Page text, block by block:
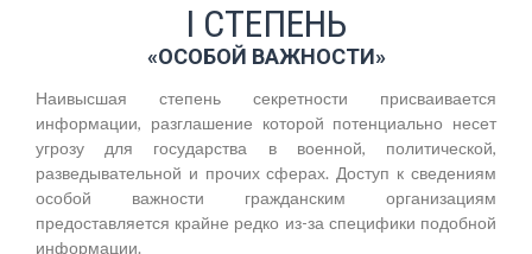
I СТЕПЕНЬ
«ОСОБОЙ ВАЖНОСТИ»
Наивысшая степень секретности присваивается
информации, разглашение которой потенциально несет
угрозу для государства в военной, политической,
разведывательной и прочих сферах. Доступ к сведениям
особой важности гражданским организациям
предоставляется крайне редко из-за специфики подобной
информации.